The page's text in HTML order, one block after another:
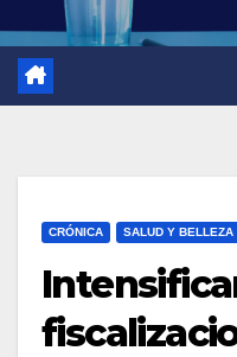
CRÓNICA SALUD Y BELLEZA